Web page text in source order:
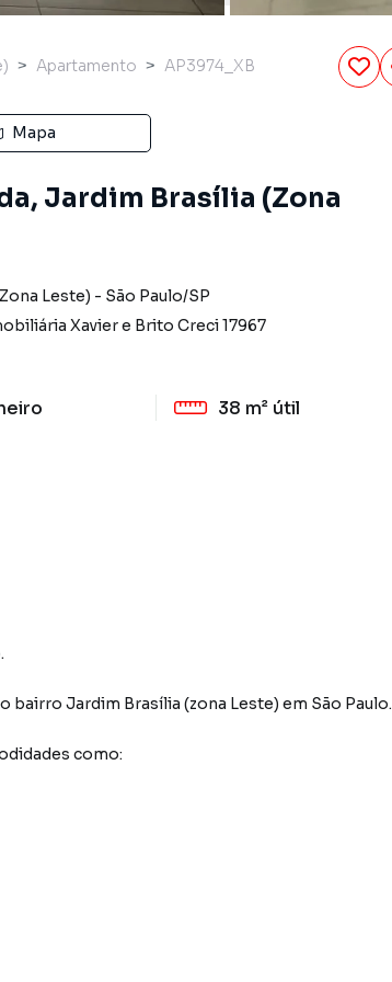
Apartamento AP3974_XB
Mapa
Jardim Brasília (Zona
Leste) - São Paulo/SP
Xavier e Brito Creci17967
38 m² útil
bairro Jardim Brasília (zona Leste) em São Paulo.
como: